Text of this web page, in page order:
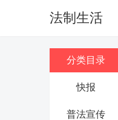
法制生活
分类目录
快报
普法宣传